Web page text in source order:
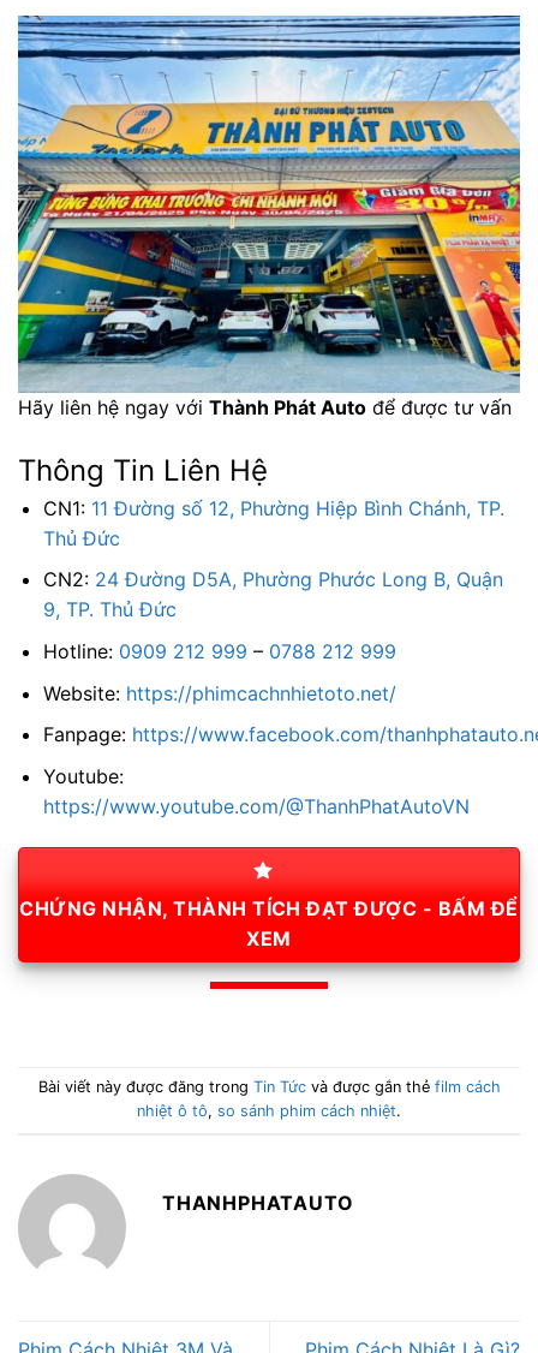
Hãy liên hệ ngay với Thành Phát Auto để được tư vấn
Thông Tin Liên Hệ
CN1: 11 Đường số 12, Phường Hiệp Bình Chánh, TP.
Thủ Đức
CN2: 24 Đường D5A, Phường Phước Long B, Quận
9, TP. Thủ Đức
Hotline: 0909 212 999 – 0788 212 999
Website: https://phimcachnhietoto.net/
Fanpage: https://www.facebook.com/
Youtube:
https://www.youtube.com/@ThanhPhatAutoVN
CHỨNG NHẬN, THÀNH TÍCH ĐẠT ĐƯỢC - BẤM ĐỂ
XEM
Bài viết này được đăng trong Tin Tứcvà được gắn thẻ film cách
nhiệt ô tô, so sánh phim cách nhiệt.
THANHPHATAUTO